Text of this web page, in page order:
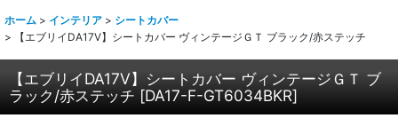
ホーム > インテリア > シートカバー
>
【エブリイDA17V】シートカバー ヴィンテージＧＴ ブラック/赤ステッチ
【エブリイDA17V】シートカバー ヴィンテージＧＴ ブ
ラック/赤ステッチ [DA17-F-GT6034BKR]